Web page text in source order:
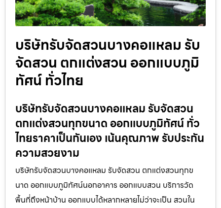
บริษัทรับจัดสวนบางคอแหลม รับ
จัดสวน ตกแต่งสวน ออกแบบภูมิ
ทัศน์ ทั่วไทย
บริษัทรับจัดสวนบางคอแหลม รับจัดสวน
ตกแต่งสวนทุกขนาด ออกแบบภูมิทัศน์ ทั่ว
ไทยราคาเป็นกันเอง เน้นคุณภาพ รับประกัน
ความสวยงาม
บริษัทรับจัดสวนบางคอแหลม รับจัดสวน ตกแต่งสวนทุกข
นาด ออกแบบภูมิทัศน์นอกอาคาร ออกแบบสวน บริการวัด
พื้นที่ถึงหน้าบ้าน ออกแบบได้หลากหลายไม่ว่าจะเป็น สวนใน